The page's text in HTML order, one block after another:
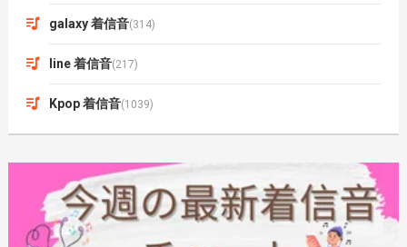
galaxy 着信音(314)
line 着信音(217)
Kpop 着信音(1039)